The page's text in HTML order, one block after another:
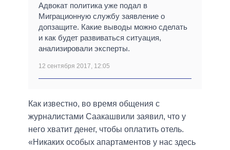
Адвокат политика уже подал в
Миграционную службу заявление о
допзащите. Какие выводы можно сделать
и как будет развиваться ситуация,
анализировали эксперты.
12 сентября 2017, 12:05
Как известно, во время общения с
журналистами Саакашвили заявил, что у
него хватит денег, чтобы оплатить отель.
«Никаких особых апартаментов у нас здесь